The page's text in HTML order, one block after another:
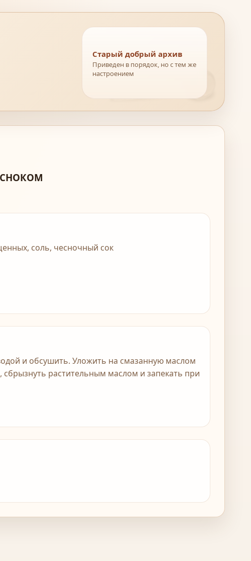
Старый добрый архив
Приведен в порядок, но с тем же
настроением
соль, чесночный сок
и обсушить. Уложить на смазанную маслом
растительным маслом и запекать при